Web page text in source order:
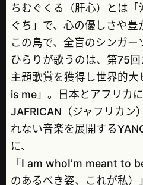
ちむぐくる（肝心）とは
ぐち」で、心の優しさや豊
この島で、全盲のシンガ
ひらりが歌うのは、第75
主題歌賞を獲得し世界的
is me」。日本とアフリカ
JAFRICAN（ジャフリカン
れない音楽を展開する
に、
「I am whoI’m meant to
のあるべき姿、これが私）